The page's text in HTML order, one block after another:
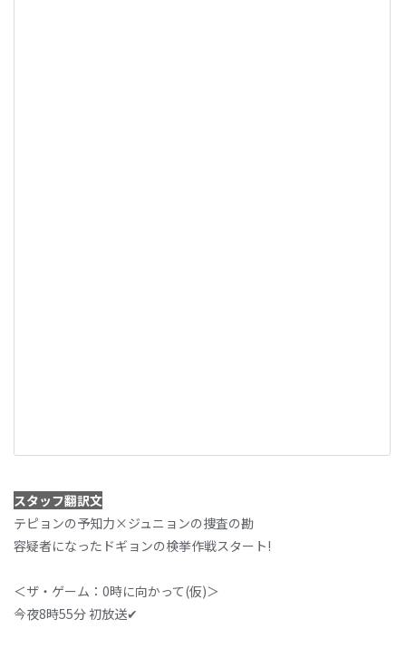
スタッフ翻訳文
テピョンの予知力×ジュニョンの捜査の勘
容疑者になったドギョンの検挙作戦スタート!
＜ザ・ゲーム：0時に向かって(仮)＞
今夜8時55分 初放送✔